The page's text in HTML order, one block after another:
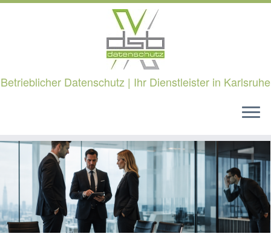
Zum
Betrieblicher Datenschutz | Ihr Dienstleister in Karlsruhe